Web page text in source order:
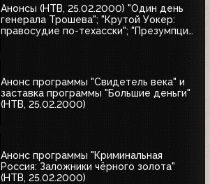
Анонсы (НТВ, 25.02.2000) "Один день
генерала Трошева"; "Крутой Уокер:
правосудие по-техасски"; "Презумпция
Анонс программы "Свидетель века" и
заставка программы "Большие деньги"
(НТВ, 25.02.2000)
Анонс программы "Криминальная
Россия: Заложники чёрного золота"
(НТВ, 25.02.2000)